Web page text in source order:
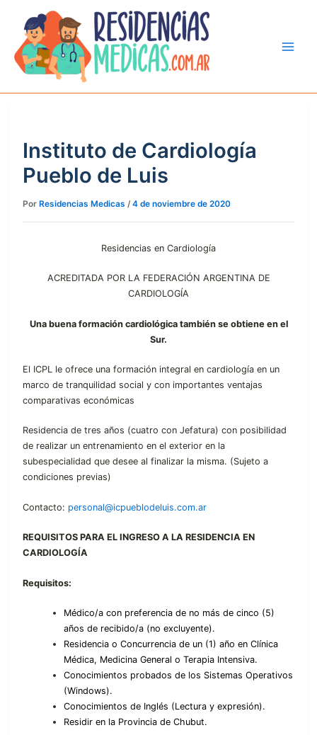
contenido
Instituto de Cardiología
Pueblo de Luis
Por Residencias Medicas /4 de noviembre de 2020
Residencias en Cardiología
ACREDITADA POR LA FEDERACIÓN ARGENTINA DE
CARDIOLOGÍA
Una buena formación cardiológica también se obtiene en el
Sur.
El ICPL le ofrece una formación integral en cardiología en un
marco de tranquilidad social y con importantes ventajas
comparativas económicas
Residencia de tres años (cuatro con Jefatura) con posibilidad
de realizar un entrenamiento en el exterior en la
subespecialidad que desee al finalizar la misma. (Sujeto a
condiciones previas)
Contacto: personal@icpueblodeluis.com.ar
REQUISITOS PARA EL INGRESO A LA RESIDENCIA EN
CARDIOLOGÍA
Requisitos:
Médico/a con preferencia de no más de cinco (5)
años de recibido/a (no excluyente).
Residencia o Concurrencia de un (1) año en Clínica
Médica, Medicina General o Terapia Intensiva.
Conocimientos probados de los Sistemas Operativos
(Windows).
Conocimientos de Inglés (Lectura y expresión).
Residir en la Provincia de Chubut.